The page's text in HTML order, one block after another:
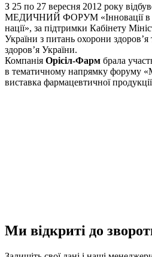
З 25 по 27 вересня 2012 року
МЕДИЧНИЙ ФОРУМ «Інновації в
нації», за підтримки Кабінету
України з питань охорони здоров’я
здоров’я України.
Компанія Орісіл-Фарм брала
в тематичному напрямку форуму
виставка фармацевтичної
Ми відкриті до